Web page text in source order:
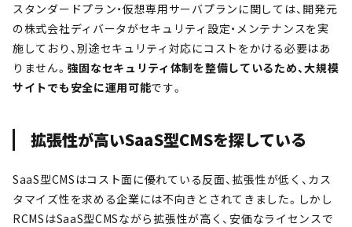
スタンダードプラン・仮想専用サーバプランに関しては、開発元
の株式会社ディバータがセキュリティ設定・メンテナンスを実
施しており、別途セキュリティ対応にコストをかける必要はあ
りません。 強固なセキュリティ体制を整備しているため、大規模
サイトでも安全に運用可能です。
拡張性が高いSaaS型CMSを探している
SaaS型CMSはコスト面に優れている反面、拡張性が低く、カス
タマイズ性を求める企業には不向きとされてきました。しかし
RCMSはSaaS型CMSながら拡張性が高く、安価なライセンスで